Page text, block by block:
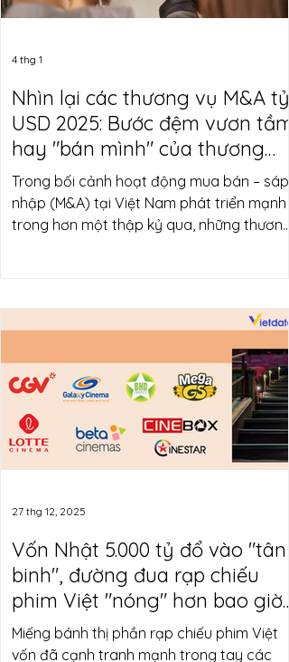
Nhìn lại các thương vụ M&A tỷ
USD 2025: Bước đệm vươn tầm
hay "bán mình" của thương
hiệu nội?
Trong bối cảnh hoạt động mua bán – sáp
nhập (M&A) tại Việt Nam phát triển mạnh
trong hơn một thập kỷ qua, những thương
việc giữ gìn hình hài cũ hay chuyển hướng
để tạo bước phát triển mới. Bối cảnh này
đặt ra một câu hỏi lớn: liệu các doanh
nghiệp Việt đang đánh mất bản sắc khi
“bán” cho nhà đầu tư lớn hay đang chủ
động tận dụng M&A như bàn đạp cho gia
4 thg 1
Vốn Nhật 5.000 tỷ đổ vào "tân
binh", đường đua rạp chiếu
phim Việt "nóng" hơn bao giờ
hết
Miếng bánh thị phần rạp chiếu phim Việt
vốn đã cạnh tranh mạnh trong tay các
27 thg 12, 2025